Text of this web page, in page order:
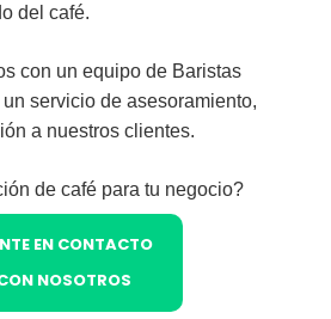
del café.
con un equipo de Baristas
servicio de asesoramiento,
a nuestros clientes.
de café para tu negocio?
EN CONTACTO
NOSOTROS